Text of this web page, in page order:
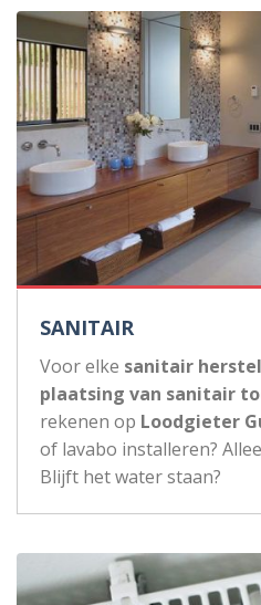
SANITAIR
Voor elke sanitair
plaatsing van sanitair
rekenen op Loodgieter
of lavabo installeren?
Blijft het water staan?